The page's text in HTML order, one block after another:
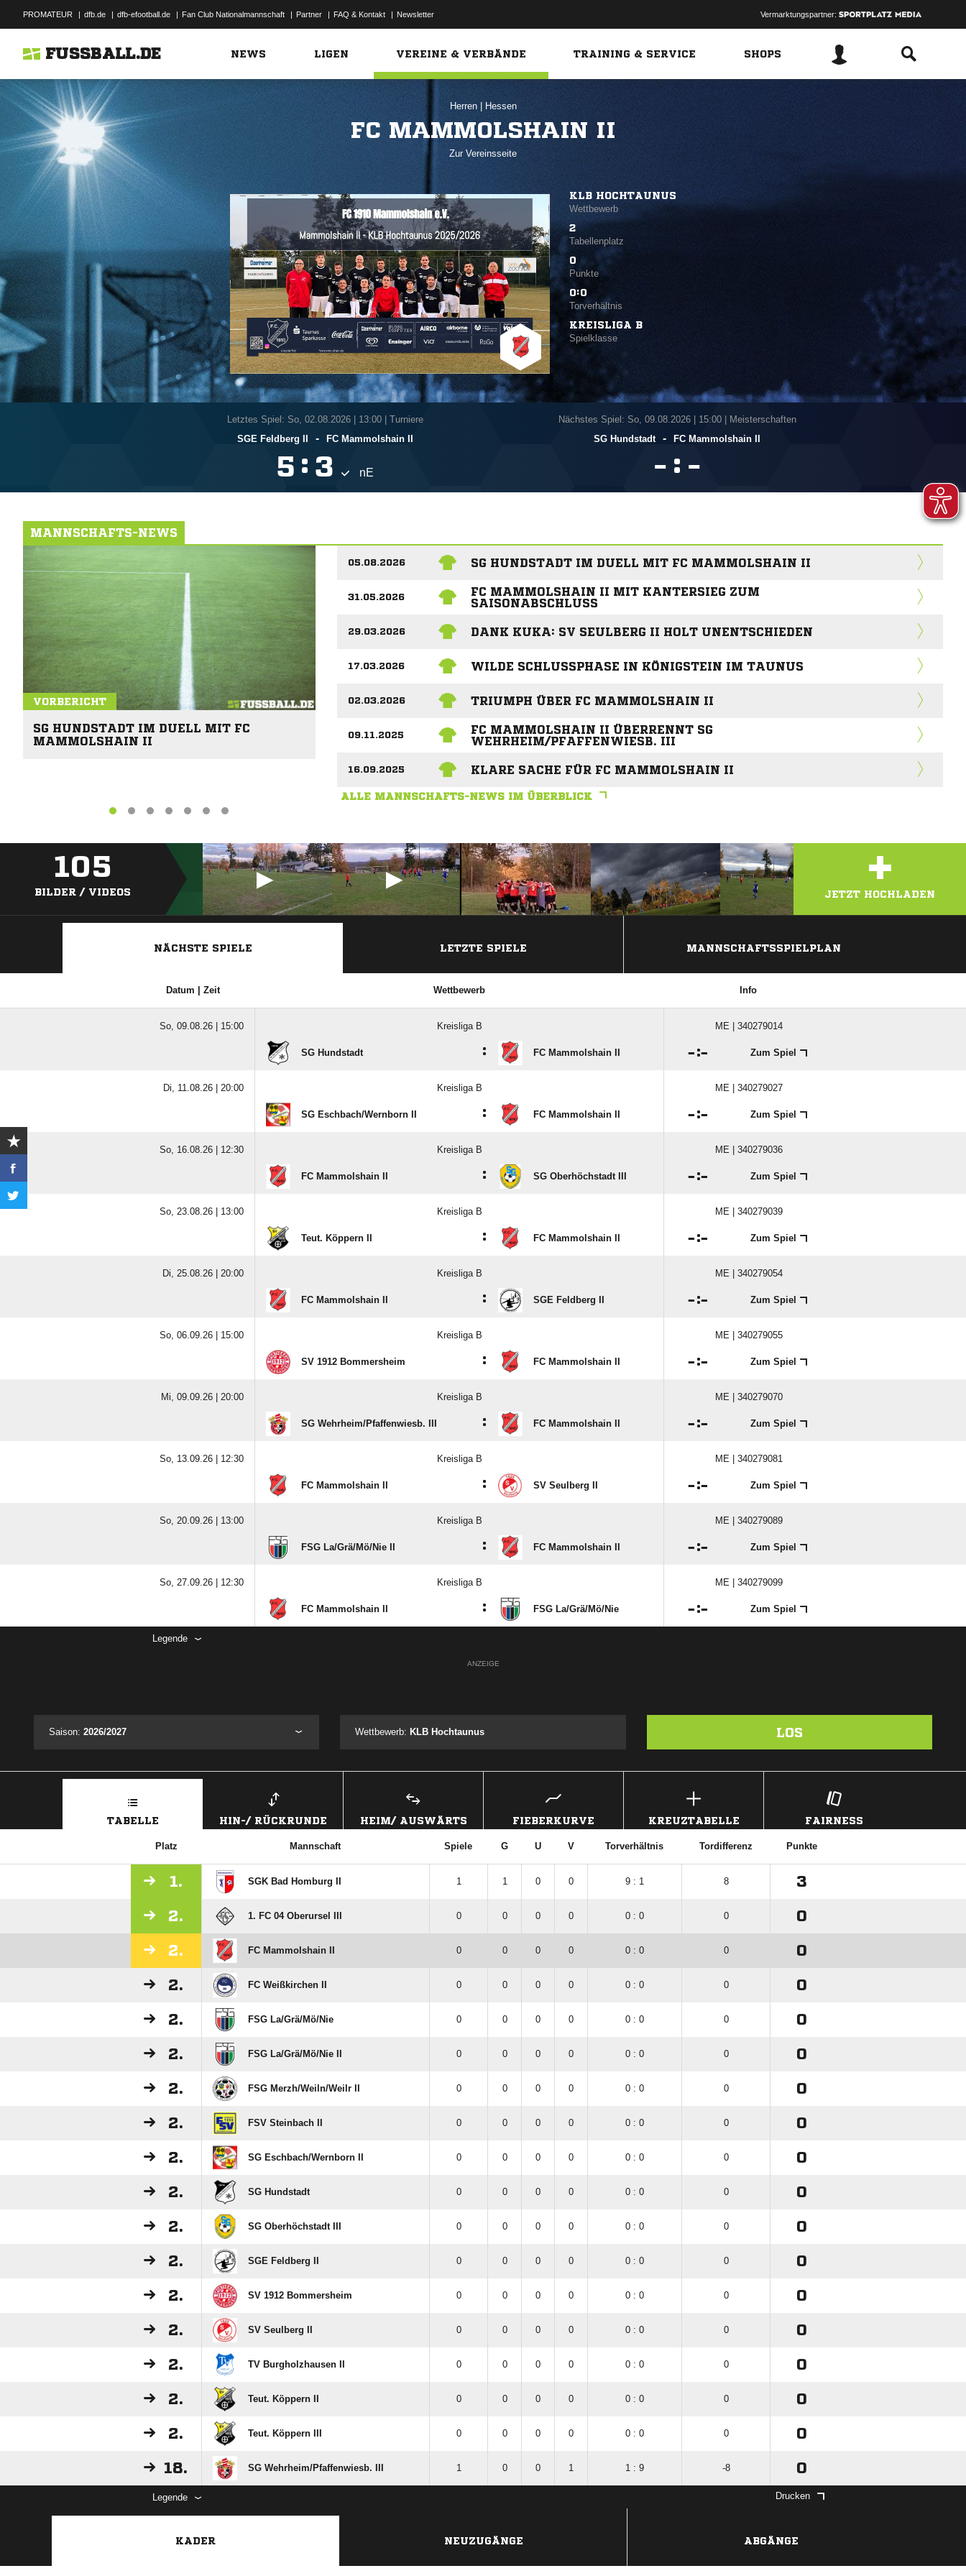
PROMATEUR | dfb.de | dfb-efootball.de | Fan Club Nationalmannschaft | Partner | FAQ & Kontakt | Newsletter Vermarktungspartner:
FUSSBALL.DE NEWS LIGEN VEREINE & VERBÄNDE TRAINING & SERVICE SHOPS
Herren Hessen
FC MAMMOLSHAIN II
Zur Vereinsseite
KLB HOCHTAUNUS
Wettbewerb
2
Tabellenplatz
0
Punkte
0:0
Torverhältnis
KREISLIGA B
Spielklasse
Letztes Spiel: So, 02.08.2026| 13:00 | Turniere
SGE Feldberg II
- FC Mammolshain II
 :  nE
Nächstes Spiel: So, 09.08.2026| 15:00 | Meisterschaften
SG Hundstadt
- FC Mammolshain II
 : 
MANNSCHAFTS-NEWS
VORBERICHT
SG HUNDSTADT IM DUELL MIT FC
MAMMOLSHAIN II
05.08.2026 SG HUNDSTADT IM DUELL MIT FC MAMMOLSHAIN II
31.05.2026
FC MAMMOLSHAIN II MIT KANTERSIEG ZUM
SAISONABSCHLUSS
29.03.2026 DANK KUKA: SV SEULBERG II HOLT UNENTSCHIEDEN
17.03.2026 WILDE SCHLUSSPHASE IN KÖNIGSTEIN IM TAUNUS
02.03.2026 TRIUMPH ÜBER FC MAMMOLSHAIN II
09.11.2025
FC MAMMOLSHAIN II ÜBERRENNT SG
WEHRHEIM/PFAFFENWIESB. III
16.09.2025 KLARE SACHE FÜR FC MAMMOLSHAIN II
ALLE MANNSCHAFTS-NEWS IM ÜBERBLICK
105
BILDER / VIDEOS +
JETZT HOCHLADEN
NÄCHSTE SPIELE LETZTE SPIELE MANNSCHAFTSSPIELPLAN
Datum | Zeit Wettbewerb Info
So, 09.08.26 | 15:00 Kreisliga B ME | 340279014
SG Hundstadt : FC Mammolshain II : Zum Spiel
Di, 11.08.26 | 20:00 Kreisliga B ME | 340279027
SG Eschbach/​Wernborn II : FC Mammolshain II : Zum Spiel
So, 16.08.26 | 12:30 Kreisliga B ME | 340279036
FC Mammolshain II : SG Oberhöchstadt III : Zum Spiel
So, 23.08.26 | 13:00 Kreisliga B ME | 340279039
Teut. Köppern II : FC Mammolshain II : Zum Spiel
Di, 25.08.26 | 20:00 Kreisliga B ME | 340279054
FC Mammolshain II : SGE Feldberg II : Zum Spiel
So, 06.09.26 | 15:00 Kreisliga B ME | 340279055
SV 1912 Bommersheim : FC Mammolshain II : Zum Spiel
Mi, 09.09.26 | 20:00 Kreisliga B ME | 340279070
SG Wehrheim/​Pfaffenwiesb. III : FC Mammolshain II : Zum Spiel
So, 13.09.26 | 12:30 Kreisliga B ME | 340279081
FC Mammolshain II : SV Seulberg II : Zum Spiel
So, 20.09.26 | 13:00 Kreisliga B ME | 340279089
FSG La/​Grä/​Mö/​Nie II : FC Mammolshain II : Zum Spiel
So, 27.09.26 | 12:30 Kreisliga B ME | 340279099
FC Mammolshain II : FSG La/​Grä/​Mö/​Nie : Zum Spiel
Legende
ANZEIGE
Saison: 2026/2027 Wettbewerb: KLB Hochtaunus LOS
TABELLE HIN-/ RÜCKRUNDE HEIM/ AUSWÄRTS FIEBERKURVE KREUZTABELLE FAIRNESS
Platz Mannschaft Spiele G U V Torverhältnis Tordifferenz Punkte
1. SGK Bad Homburg II 1 1 0 0 9 : 1 8 3
2. 1. FC 04 Oberursel III 0 0 0 0 0 : 0 0 0
2. FC Mammolshain II 0 0 0 0 0 : 0 0 0
2. FC Weißkirchen II 0 0 0 0 0 : 0 0 0
2. FSG La/​Grä/​Mö/​Nie 0 0 0 0 0 : 0 0 0
2. FSG La/​Grä/​Mö/​Nie II 0 0 0 0 0 : 0 0 0
2. FSG Merzh/​Weiln/​Weilr II 0 0 0 0 0 : 0 0 0
2. FSV Steinbach II 0 0 0 0 0 : 0 0 0
2. SG Eschbach/​Wernborn II 0 0 0 0 0 : 0 0 0
2. SG Hundstadt 0 0 0 0 0 : 0 0 0
2. SG Oberhöchstadt III 0 0 0 0 0 : 0 0 0
2. SGE Feldberg II 0 0 0 0 0 : 0 0 0
2. SV 1912 Bommersheim 0 0 0 0 0 : 0 0 0
2. SV Seulberg II 0 0 0 0 0 : 0 0 0
2. TV Burgholzhausen II 0 0 0 0 0 : 0 0 0
2. Teut. Köppern II 0 0 0 0 0 : 0 0 0
2. Teut. Köppern III 0 0 0 0 0 : 0 0 0
18. SG Wehrheim/​Pfaffenwiesb. III 1 0 0 1 1 : 9 -8 0
Legende Drucken
KADER NEUZUGÄNGE ABGÄNGE